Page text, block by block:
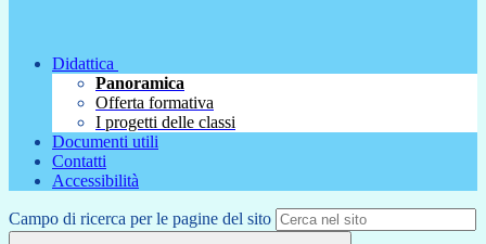
Didattica
Panoramica
Offerta formativa
I progetti delle classi
Documenti utili
Contatti
Accessibilità
Campo di ricerca per le pagine del sito